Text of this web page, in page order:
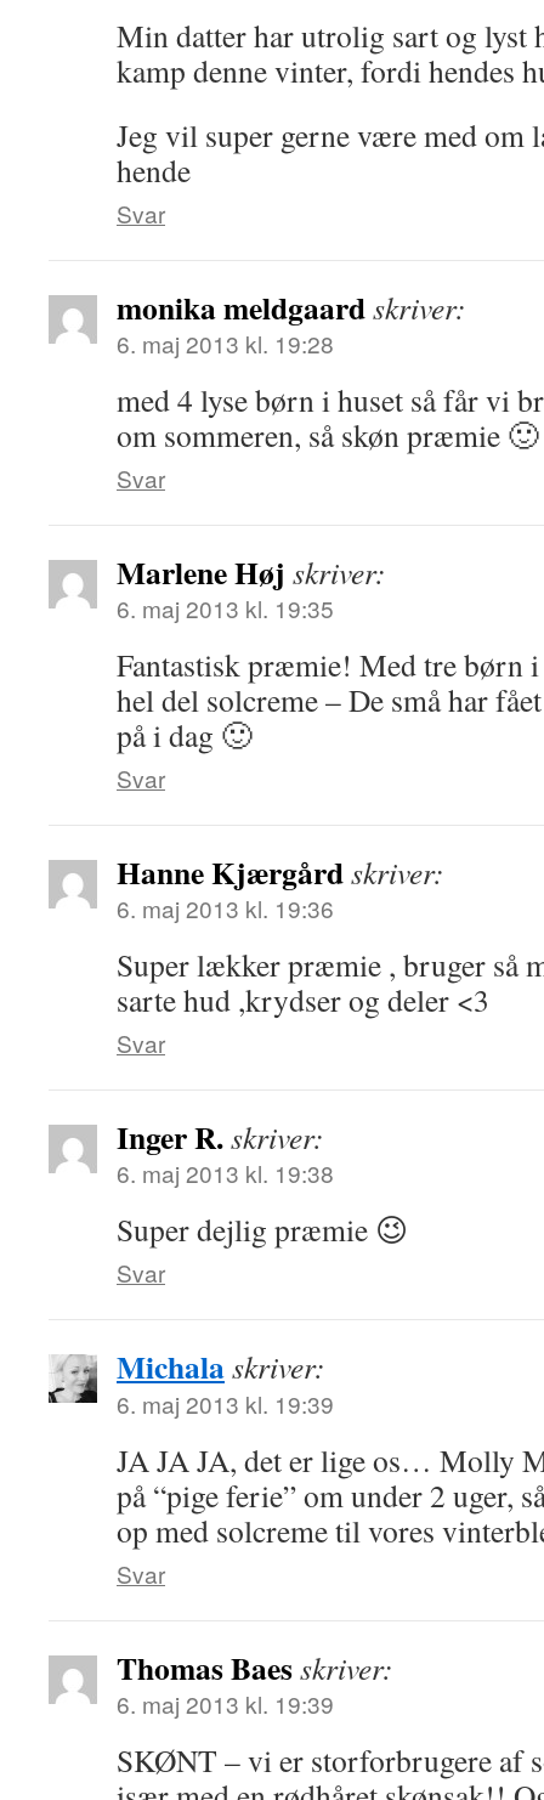
Min datter har utrolig sart og lyst
kamp denne vinter, fordi hendes
Jeg vil super gerne være med
hende
Svar
monika meldgaardskriver:
6. maj 2013 kl. 19:28
med 4 lyse børn i huset så får vi
om sommeren, så skøn præmie 🙂
Svar
Marlene Høj skriver:
6. maj 2013 kl. 19:35
Fantastisk præmie! Med tre børn i
hel del solcreme – De små har
på i dag 🙂
Svar
Hanne Kjærgårdskriver:
6. maj 2013 kl. 19:36
Super lækker præmie , bruger så
sarte hud ,krydser og deler <3
Svar
Inger R.skriver:
6. maj 2013 kl. 19:38
Super dejlig præmie 😉
Svar
Michalaskriver:
6. maj 2013 kl. 19:39
JA JA JA, det er lige os… Molly
på “pige ferie” om under 2 uger,
op med solcreme til vores
Svar
Thomas Baesskriver:
6. maj 2013 kl. 19:39
SKØNT – vi er storforbrugere af